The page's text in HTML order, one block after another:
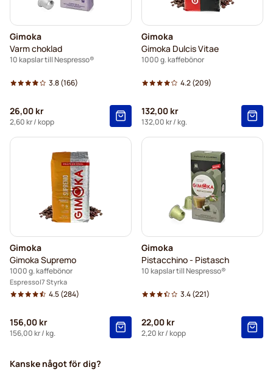
Gimoka
Varm choklad
10 kapslar till Nespresso®
3.8(166)
26,00 kr
2,60 kr/ kopp
Gimoka
Gimoka Dulcis Vitae
1000 g. kaffebönor
4.2(209)
132,00 kr
132,00 kr/ kg.
Gimoka
Gimoka Supremo
1000 g. kaffebönor
Espresso 7 Styrka
4.5(284)
156,00 kr
156,00 kr/ kg.
Gimoka
Pistacchino - Pistasch
10 kapslar till Nespresso®
3.4(221)
22,00 kr
2,20 kr/ kopp
Kanske något för dig?